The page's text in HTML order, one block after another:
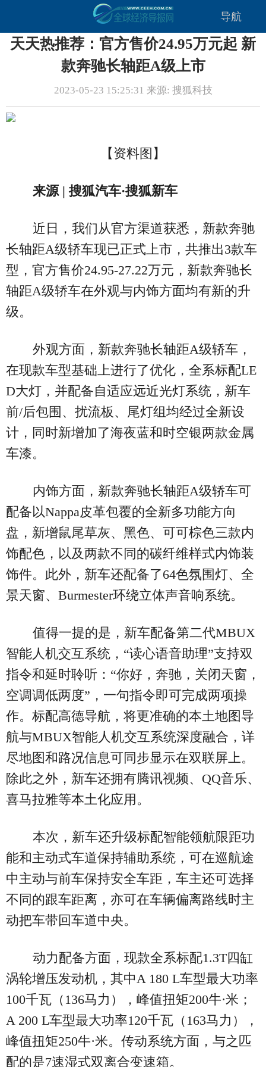
导航
天天热推荐：官方售价24.95万元起 新
款奔驰长轴距A级上市
2023-05-23 15:25:31 来源: 搜狐科技
【资料图】
来源 | 搜狐汽车·搜狐新车
近日，我们从官方渠道获悉，新款奔驰
长轴距A级轿车现已正式上市，共推出3款车
型，官方售价24.95-27.22万元，新款奔驰长
轴距A级轿车在外观与内饰方面均有新的升
级。
外观方面，新款奔驰长轴距A级轿车，
在现款车型基础上进行了优化，全系标配LE
D大灯，并配备自适应远近光灯系统，新车
前/后包围、扰流板、尾灯组均经过全新设
计，同时新增加了海夜蓝和时空银两款金属
车漆。
内饰方面，新款奔驰长轴距A级轿车可
配备以Nappa皮革包覆的全新多功能方向
盘，新增鼠尾草灰、黑色、可可棕色三款内
饰配色，以及两款不同的碳纤维样式内饰装
饰件。此外，新车还配备了64色氛围灯、全
景天窗、Burmester环绕立体声音响系统。
值得一提的是，新车配备第二代MBUX
智能人机交互系统，“读心语音助理”支持双
指令和延时聆听：“你好，奔驰，关闭天窗，
空调调低两度”，一句指令即可完成两项操
作。标配高德导航，将更准确的本土地图导
航与MBUX智能人机交互系统深度融合，详
尽地图和路况信息可同步显示在双联屏上。
除此之外，新车还拥有腾讯视频、QQ音乐、
喜马拉雅等本土化应用。
本次，新车还升级标配智能领航限距功
能和主动式车道保持辅助系统，可在巡航途
中主动与前车保持安全车距，车主还可选择
不同的跟车距离，亦可在车辆偏离路线时主
动把车带回车道中央。
动力配备方面，现款全系标配1.3T四缸
涡轮增压发动机，其中A 180 L车型最大功率
100千瓦（136马力），峰值扭矩200牛·米；
A 200 L车型最大功率120千瓦（163马力），
峰值扭矩250牛·米。传动系统方面，与之匹
配的是7速湿式双离合变速箱。